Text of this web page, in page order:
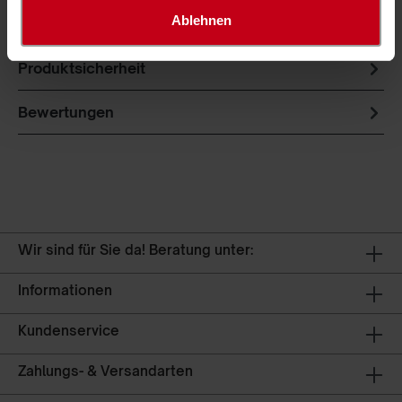
Ablehnen
einen weichen Fall. Ein…Mehr
Produktsicherheit
Bewertungen
Wir sind für Sie da! Beratung unter:
Informationen
Kundenservice
Zahlungs- & Versandarten